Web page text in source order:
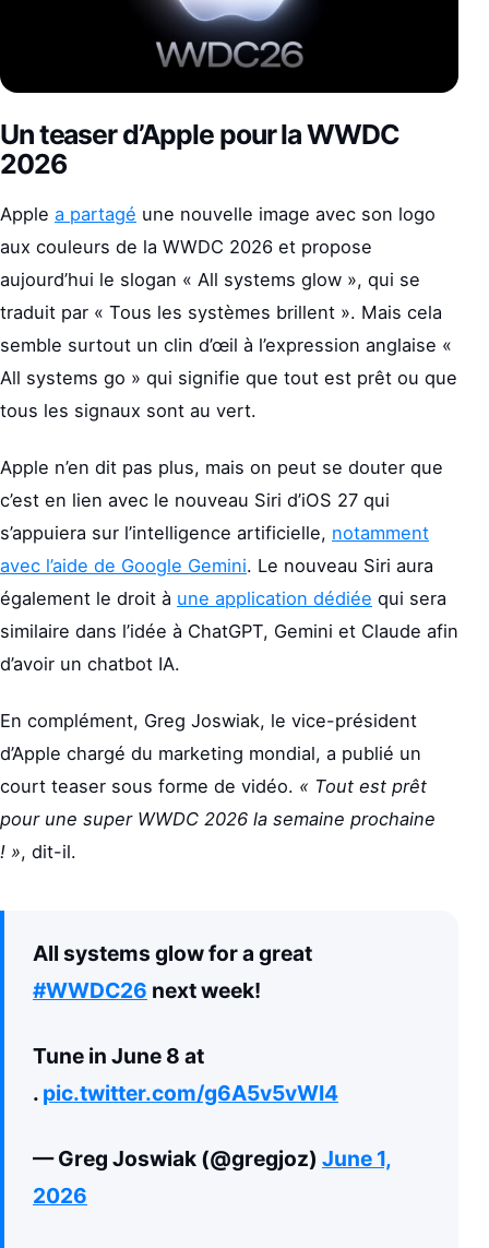
Un teaser d’Apple pour la WWDC
2026
Apple a partagé une nouvelle image avec son logo
aux couleurs de la WWDC 2026 et propose
aujourd’hui le slogan « All systems glow », qui se
traduit par « Tous les systèmes brillent ». Mais cela
semble surtout un clin d’œil à l’expression anglaise «
All systems go » qui signifie que tout est prêt ou que
tous les signaux sont au vert.
Apple n’en dit pas plus, mais on peut se douter que
c’est en lien avec le nouveau Siri d’iOS 27 qui
s’appuiera sur l’intelligence artificielle, notamment
avec l’aide de Google Gemini. Le nouveau Siri aura
également le droit à une application dédiée qui sera
similaire dans l’idée à ChatGPT, Gemini et Claude afin
d’avoir un chatbot IA.
En complément, Greg Joswiak, le vice-président
d’Apple chargé du marketing mondial, a publié un
court teaser sous forme de vidéo. « Tout est prêt
pour une super WWDC 2026 la semaine prochaine
! », dit-il.
All systems glow for a great
#WWDC26 next week!
Tune in June 8 at
. pic.twitter.com/g6A5v5vWI4
— Greg Joswiak (@gregjoz) June 1,
2026